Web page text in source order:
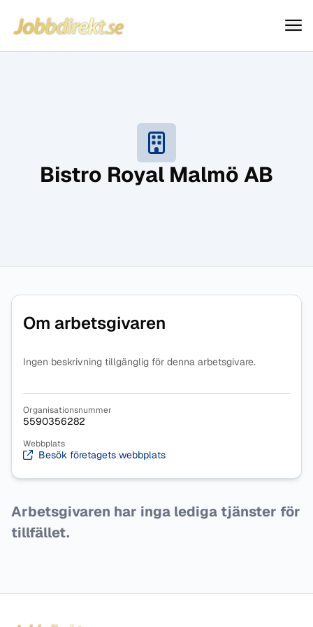
Hoppa till innehåll
Jobbdirekt
Bistro Royal Malmö AB
Om arbetsgivaren
Ingen beskrivning tillgänglig för denna arbetsgivare.
Organisationsnummer
5590356282
Webbplats
Besök företagets webbplats
Arbetsgivaren har inga lediga tjänster för
tillfället.